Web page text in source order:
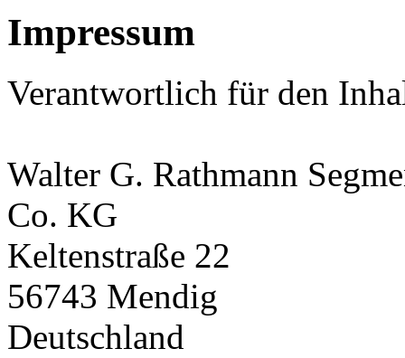
Impressum
Verantwortlich für den
Walter G. Rathmann
Co. KG
Keltenstraße 22
56743 Mendig
Deutschland